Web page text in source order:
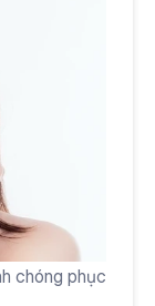
chóng phục